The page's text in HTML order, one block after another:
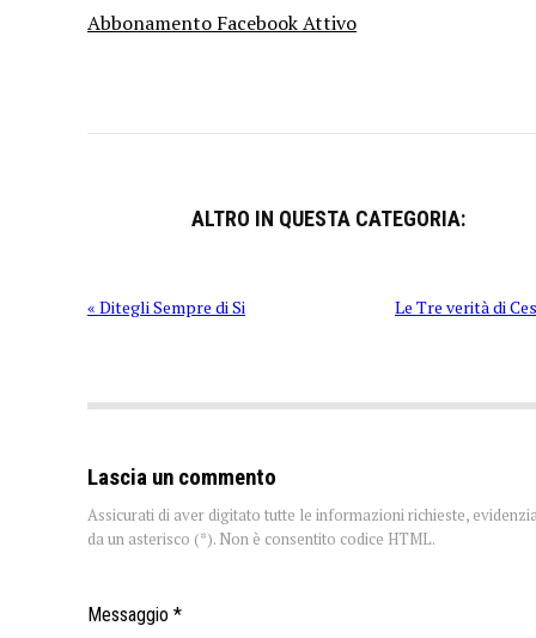
Abbonamento Facebook Attivo
ALTRO IN QUESTA CATEGORIA:
« Ditegli Sempre di Si Le Tre verità di
Lascia un commento
Assicurati di aver digitato tutte le informazioni richieste,
da un asterisco (*). Non è consentito codice HTML.
Messaggio *